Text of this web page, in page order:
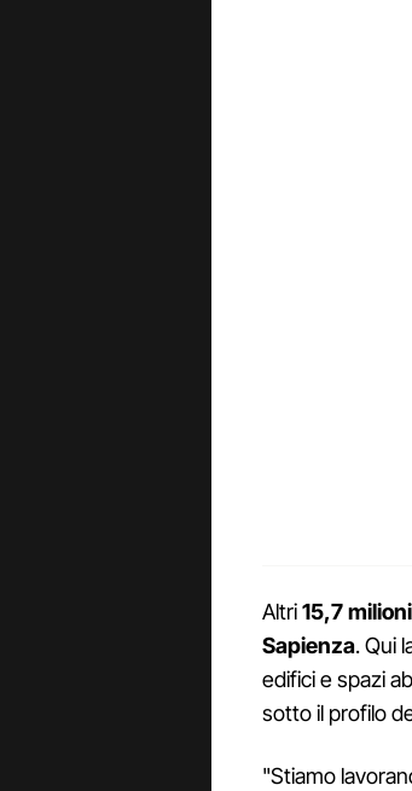
Altri15,7
Sapienza. Qui
edifici e spazi
sotto il profilo
"Stiamo